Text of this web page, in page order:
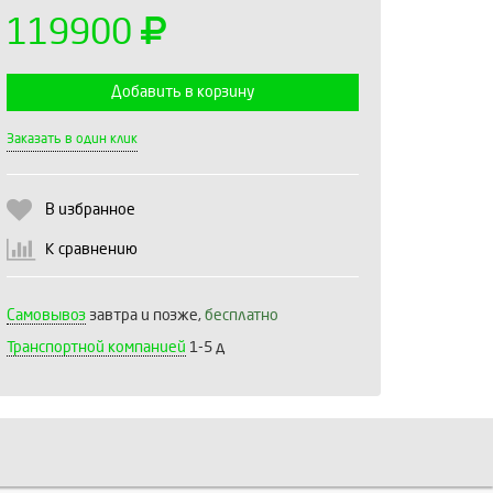
119900
Добавить в корзину
Заказать в один клик
В избранное
К сравнению
Самовывоз завтра и позже, бесплатно
Транспортной компанией 1-5 д